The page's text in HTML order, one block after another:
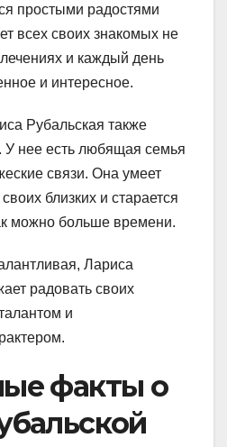
простыми радостями
всех своих знакомых не
и каждый день
и интересное.
Рубальская также
У нее есть любящая семья
связи. Она умеет
близких и старается
можно больше времени.
Лариса
радовать своих
и
факты о